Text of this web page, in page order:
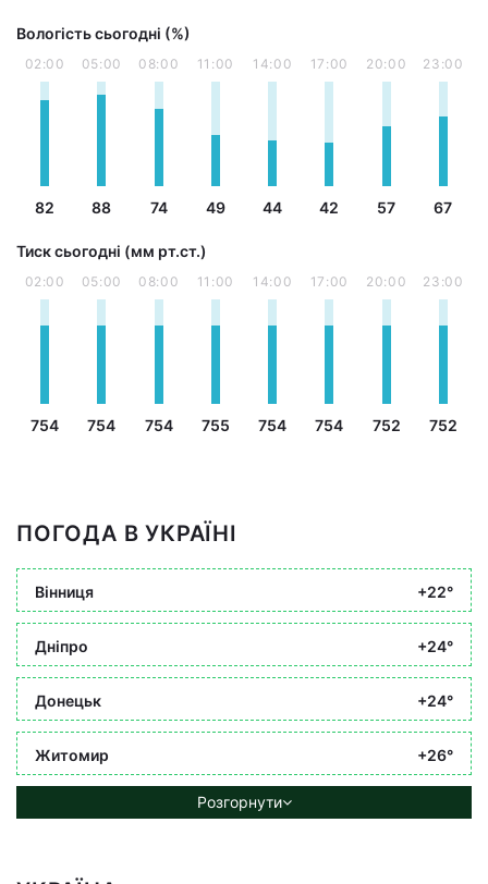
Вологість сьогодні (%)
02:00
82
05:00
88
08:00
74
11:00
49
14:00
44
17:00
42
20:00
57
23:00
67
Тиск сьогодні (мм рт.ст.)
02:00
754
05:00
754
08:00
754
11:00
755
14:00
754
17:00
754
20:00
752
23:00
752
ПОГОДА В УКРАЇНІ
Вінниця +22°
Дніпро +24°
Донецьк +24°
Житомир +26°
Розгорнути